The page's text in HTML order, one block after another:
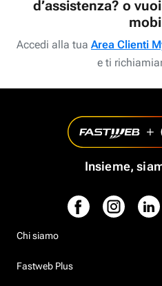
d’assistenza? o vuoi attivare un’offerta
Accedi alla tua Area Clienti
e ti
Insieme,
Chi siamo
Fastweb Plus